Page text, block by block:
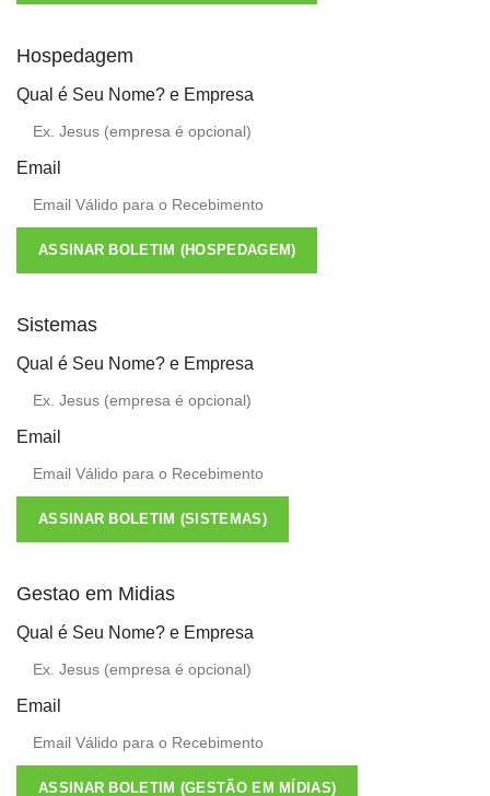
Hospedagem
Qual é Seu Nome? e Empresa
Email
ASSINAR BOLETIM (HOSPEDAGEM)
Sistemas
Qual é Seu Nome? e Empresa
Email
ASSINAR BOLETIM (SISTEMAS)
Gestao em Midias
Qual é Seu Nome? e Empresa
Email
ASSINAR BOLETIM (GESTÃO EM MÍDIAS)